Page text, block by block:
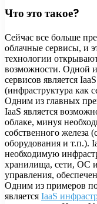
Что это такое?
Сейчас все больше
облачные сервисы, и
технологии
возможности. Одной
сервисов является
(инфраструктура как
Одним из главных
IaaS является
облаке, минуя
собственного железа
оборудования и т.п.).
необходимую
хранилища, сети, ОС
управления,
Одним из примеров
является IaaS